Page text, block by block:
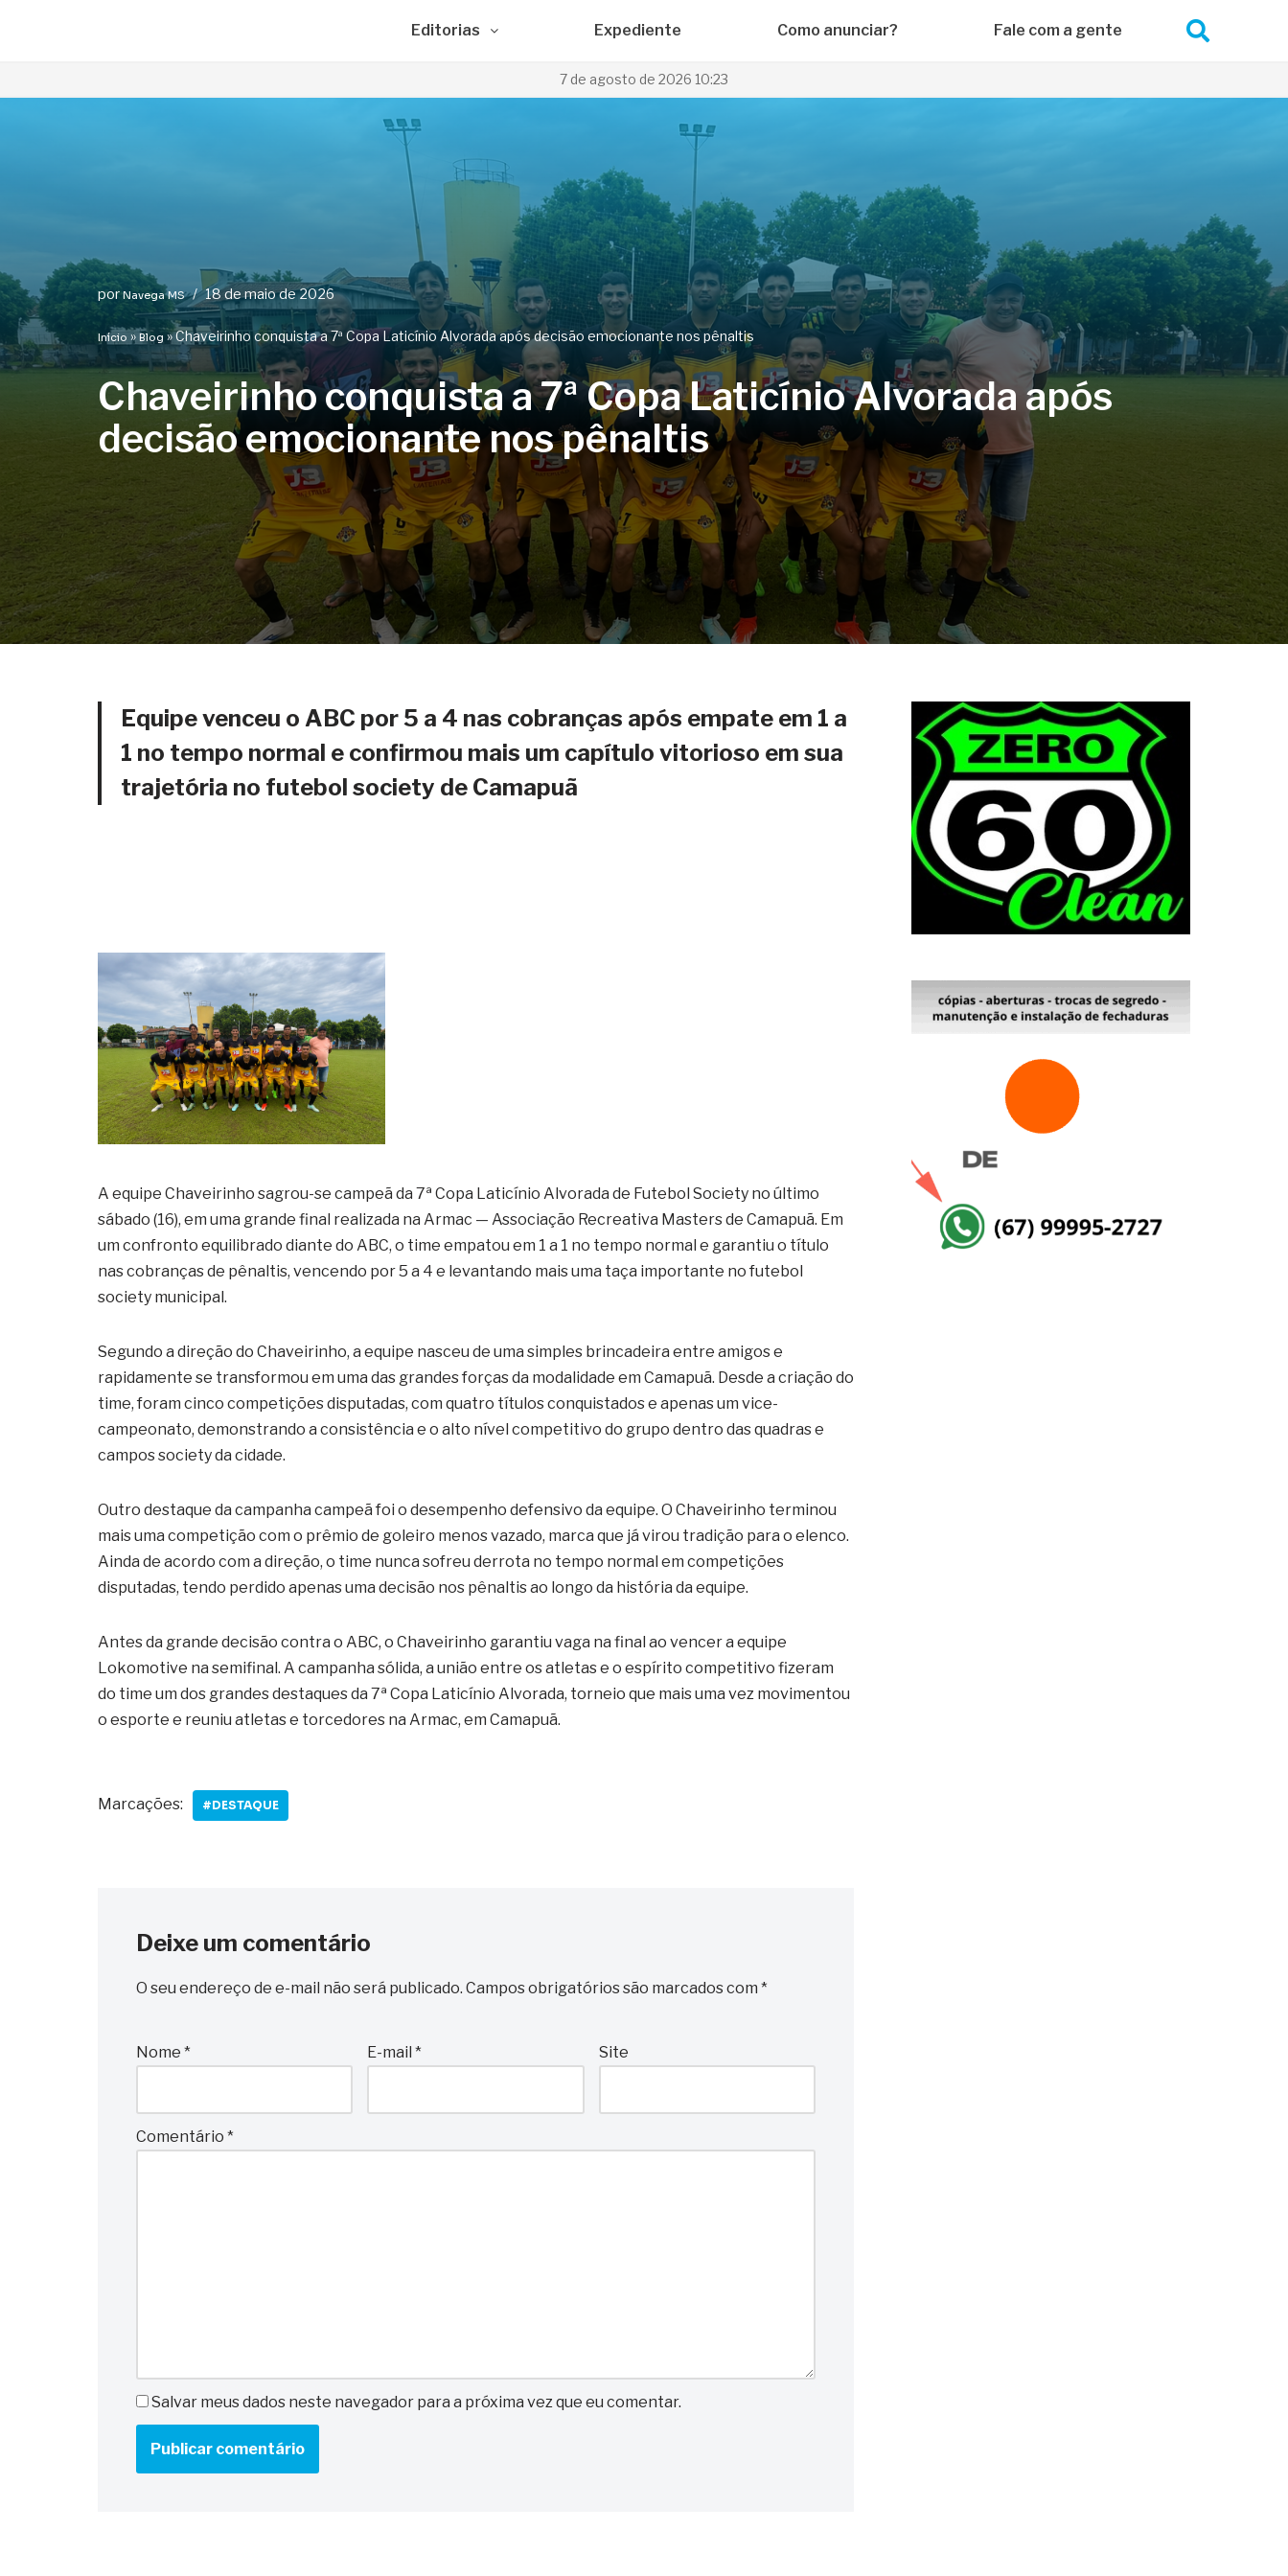
conteúdo
Editorias Expediente Como anunciar? Fale com a gente
7 de agosto de 2026 10:23
porNavega MS 18 de maio de 2026
Início » Blog »Chaveirinho conquista a 7ª Copa Laticínio Alvorada após decisão emocionante nos pênaltis
Chaveirinho conquista a 7ª Copa Laticínio Alvorada após
decisão emocionante nos pênaltis
Equipe venceu o ABC por 5 a 4 nas cobranças após empate em 1 a
1 no tempo normal e confirmou mais um capítulo vitorioso em sua
trajetória no futebol society de Camapuã
A equipe Chaveirinho sagrou-se campeã da 7ª Copa Laticínio Alvorada de Futebol Society no último
sábado (16), em uma grande final realizada na Armac — Associação Recreativa Masters de Camapuã. Em
um confronto equilibrado diante do ABC, o time empatou em 1 a 1 no tempo normal e garantiu o título
nas cobranças de pênaltis, vencendo por 5 a 4 e levantando mais uma taça importante no futebol
society municipal.
Segundo a direção do Chaveirinho, a equipe nasceu de uma simples brincadeira entre amigos e
rapidamente se transformou em uma das grandes forças da modalidade em Camapuã. Desde a criação do
time, foram cinco competições disputadas, com quatro títulos conquistados e apenas um vice-
campeonato, demonstrando a consistência e o alto nível competitivo do grupo dentro das quadras e
campos society da cidade.
Outro destaque da campanha campeã foi o desempenho defensivo da equipe. O Chaveirinho terminou
mais uma competição com o prêmio de goleiro menos vazado, marca que já virou tradição para o elenco.
Ainda de acordo com a direção, o time nunca sofreu derrota no tempo normal em competições
disputadas, tendo perdido apenas uma decisão nos pênaltis ao longo da história da equipe.
Antes da grande decisão contra o ABC, o Chaveirinho garantiu vaga na final ao vencer a equipe
Lokomotive na semifinal. A campanha sólida, a união entre os atletas e o espírito competitivo fizeram
do time um dos grandes destaques da 7ª Copa Laticínio Alvorada, torneio que mais uma vez movimentou
o esporte e reuniu atletas e torcedores na Armac, em Camapuã.
Marcações: #DESTAQUE
Deixe um comentário
O seu endereço de e-mail não será publicado. Campos obrigatórios são marcados com *
Nome * E-mail* Site
Comentário *
Salvar meus dados neste navegador para a próxima vez que eu comentar.